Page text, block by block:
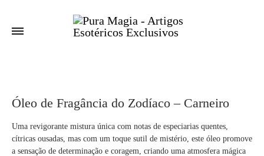
Óleo de Fragância do Zodíaco – Carneiro
Uma revigorante mistura única com notas de especiarias quentes,
cítricas ousadas, mas com um toque sutil de mistério, este óleo promove
a sensação de determinação e coragem, criando uma atmosfera mágica